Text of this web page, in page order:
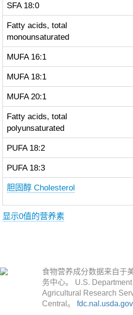
SFA 18:0
Fatty acids, total
monounsaturated
MUFA 16:1
MUFA 18:1
MUFA 20:1
Fatty acids, total
polyunsaturated
PUFA 18:2
PUFA 18:3
胆固醇 Cholesterol
显示0值的营养素
食物营养成分数据来自于
务中心。 U.S.
Agricultural Research
Central。 fdc.nal.usda.gov